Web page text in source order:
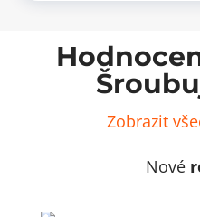
Zobrazit
Nové